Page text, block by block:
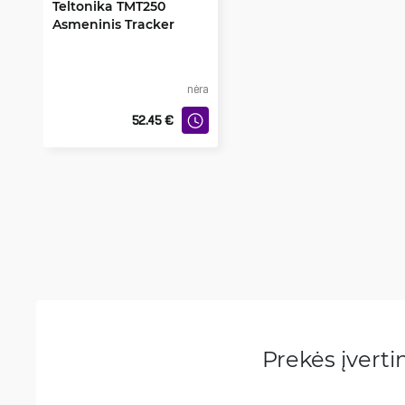
Teltonika TMT250
Asmeninis Tracker
nėra
52.45 €
Prekės